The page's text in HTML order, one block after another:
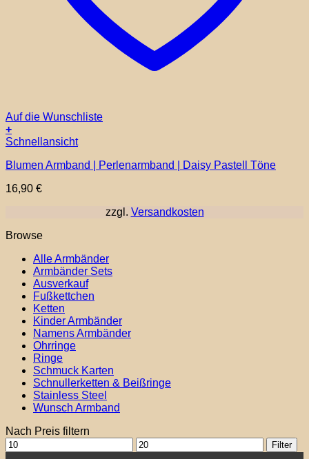
Auf die Wunschliste
+
Schnellansicht
Blumen Armband | Perlenarmband | Daisy Pastell Töne
16,90 €
zzgl. Versandkosten
Browse
Alle Armbänder
Armbänder Sets
Ausverkauf
Fußkettchen
Ketten
Kinder Armbänder
Namens Armbänder
Ohrringe
Ringe
Schmuck Karten
Schnullerketten & Beißringe
Stainless Steel
Wunsch Armband
Nach Preis filtern
Min.
Preis
Max.
Preis
Filter